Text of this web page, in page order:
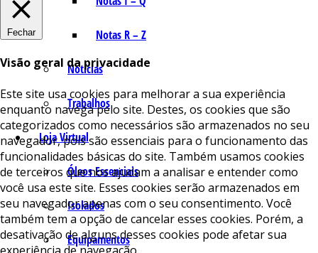
Notas R – Z
Notícias
Trabalhos
Loja Virtual
Óleos Essenciais
Isolados
Equipamentos
Fechar
Visão geral da privacidade
Este site usa cookies para melhorar a sua experiência
enquanto navega pelo site. Destes, os cookies que são
categorizados como necessários são armazenados no seu
navegador, pois são essenciais para o funcionamento das
funcionalidades básicas do site. Também usamos cookies
de terceiros que nos ajudam a analisar e entender como
você usa este site. Esses cookies serão armazenados em
seu navegador apenas com o seu consentimento. Você
também tem a opção de cancelar esses cookies. Porém, a
desativação de alguns desses cookies pode afetar sua
experiência de navegação.